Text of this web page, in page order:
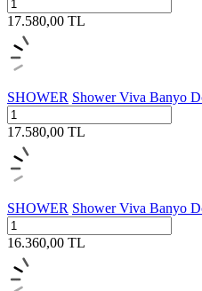
17.580,00 TL
SHOWER Shower Viva Banyo
17.580,00 TL
SHOWER Shower Viva Banyo
16.360,00 TL